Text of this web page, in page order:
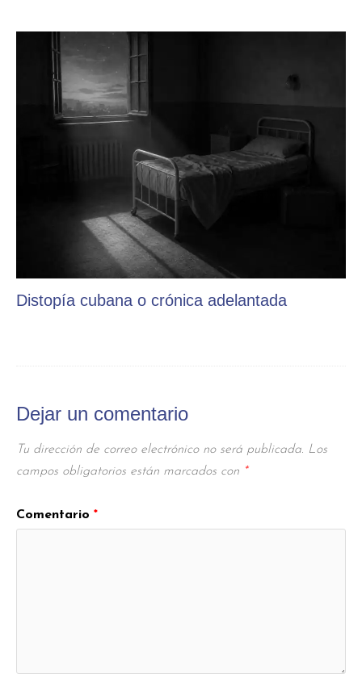
Distopía cubana o crónica adelantada
Dejar un comentario
Tu dirección de correo electrónico no será publicada. Los
campos obligatorios están marcados con *
Comentario *